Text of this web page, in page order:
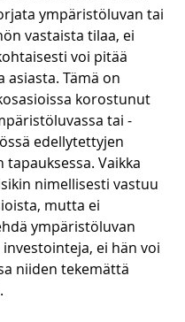
ympäristöluvan tai
vastaista tilaa, ei
voi pitää
asiasta. Tämä on
korostunut
tai -
edellytettyjen
Vaikka
nimellisesti vastuu
mutta ei
ympäristöluvan
ei hän voi
niiden tekemättä